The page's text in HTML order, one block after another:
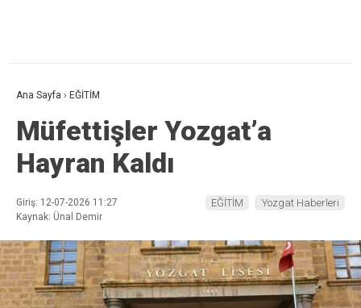
Ana Sayfa › EĞİTİM
Müfettişler Yozgat’a
Hayran Kaldı
Giriş: 12-07-2026 11:27
Kaynak: Ünal Demir
EĞİTİM Yozgat Haberleri